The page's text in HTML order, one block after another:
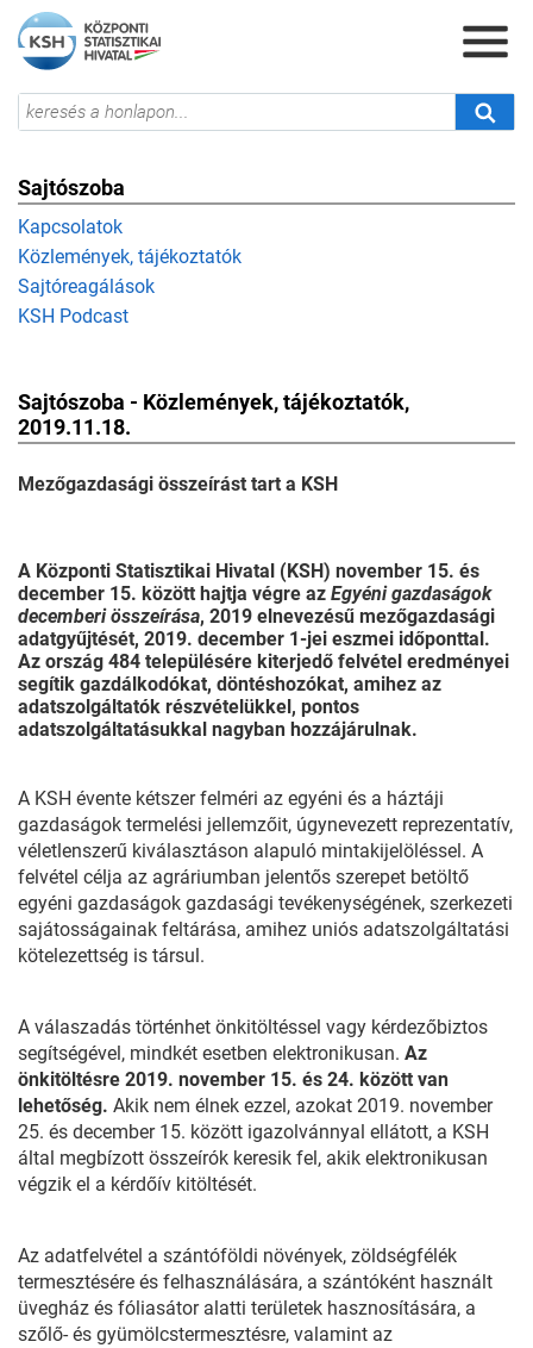
Sajtószoba
Kapcsolatok
Közlemények, tájékoztatók
Sajtóreagálások
KSH Podcast
Sajtószoba - Közlemények, tájékoztatók,
2019.11.18.
Mezőgazdasági összeírást tart a KSH
A Központi Statisztikai Hivatal (KSH) november 15. és
december 15. között hajtja végre az Egyéni gazdaságok
decemberi összeírása, 2019 elnevezésű mezőgazdasági
adatgyűjtését, 2019. december 1-jei eszmei időponttal.
Az ország 484 településére kiterjedő felvétel eredményei
segítik gazdálkodókat, döntéshozókat, amihez az
adatszolgáltatók részvételükkel, pontos
adatszolgáltatásukkal nagyban hozzájárulnak.
A KSH évente kétszer felméri az egyéni és a háztáji
gazdaságok termelési jellemzőit, úgynevezett reprezentatív,
véletlenszerű kiválasztáson alapuló mintakijelöléssel. A
felvétel célja az agráriumban jelentős szerepet betöltő
egyéni gazdaságok gazdasági tevékenységének, szerkezeti
sajátosságainak feltárása, amihez uniós adatszolgáltatási
kötelezettség is társul.
A válaszadás történhet önkitöltéssel vagy kérdezőbiztos
segítségével, mindkét esetben elektronikusan. Az
önkitöltésre 2019. november 15. és 24. között van
lehetőség. Akik nem élnek ezzel, azokat 2019. november
25. és december 15. között igazolvánnyal ellátott, a KSH
által megbízott összeírók keresik fel, akik elektronikusan
végzik el a kérdőív kitöltését.
Az adatfelvétel a szántóföldi növények, zöldségfélék
termesztésére és felhasználására, a szántóként használt
üvegház és fóliasátor alatti területek hasznosítására, a
szőlő- és gyümölcstermesztésre, valamint az